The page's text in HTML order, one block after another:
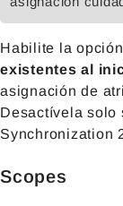
Habilite la
existentes al
asignación de
Desactívela solo
Synchronization
Scopes